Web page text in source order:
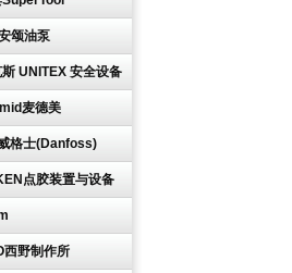
颂油泵
UNITEX 安全设备
麦德美
格士(Danfoss)
点胶装置与设备
西野制作所